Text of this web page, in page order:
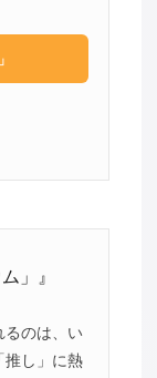
」』
るのは、い
推し」に熱